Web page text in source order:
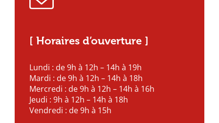
[ Horaires d’ouverture ]
Lundi : de 9h à 12h – 14h à 19h
Mardi : de 9h à 12h – 14h à 18h
Mercredi : de 9h à 12h – 14h à 16h
Jeudi : 9h à 12h – 14h à 18h
Vendredi : de 9h à 15h